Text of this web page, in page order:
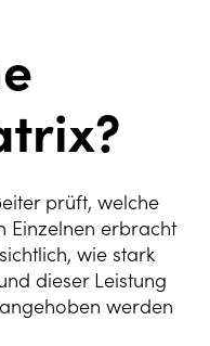
prüft, welche
Einzelnen erbracht
wie stark
dieser Leistung
oben werden